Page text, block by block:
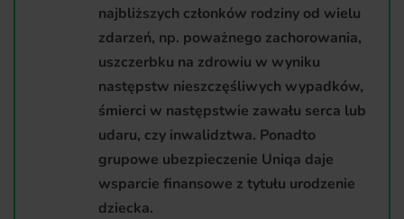
najbliższych członków rodziny od wielu
zdarzeń, np. poważnego zachorowania,
uszczerbku na zdrowiu w wyniku
następstw nieszczęśliwych wypadków,
śmierci w następstwie zawału serca lub
udaru, czy inwalidztwa. Ponadto
grupowe ubezpieczenie Uniqa daje
wsparcie finansowe z tytułu urodzenie
dziecka.